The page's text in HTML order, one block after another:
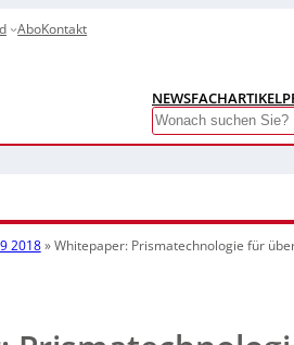
AboKontakt
NEWSFACHARTIKEL
Search
2018»Whitepaper: Prismatechnologie für